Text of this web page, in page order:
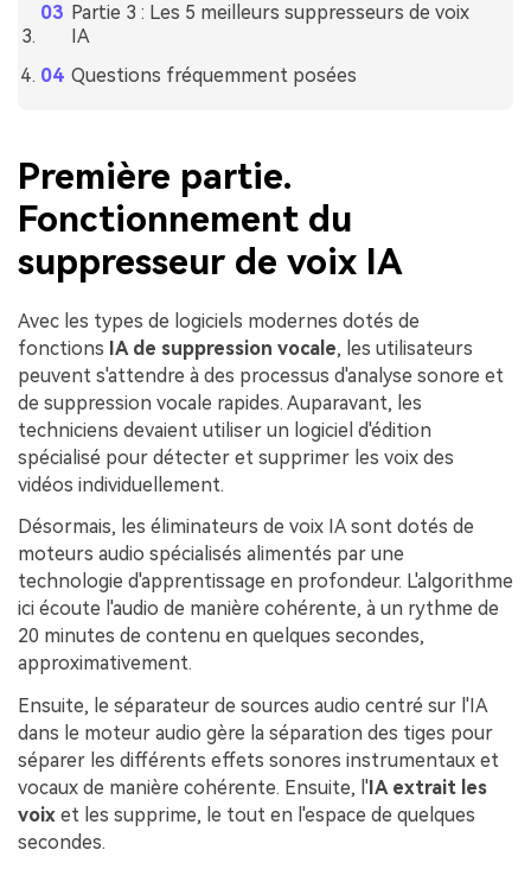
Partie 3 : Les 5 meilleurs suppresseurs de voix
IA
Questions fréquemment posées
Première partie.
Fonctionnement du
suppresseur de voix IA
Avec les types de logiciels modernes dotés de
fonctions IA de suppression vocale, les utilisateurs
peuvent s'attendre à des processus d'analyse sonore et
de suppression vocale rapides. Auparavant, les
techniciens devaient utiliser un logiciel d'édition
spécialisé pour détecter et supprimer les voix des
vidéos individuellement.
Désormais, les éliminateurs de voix IA sont dotés de
moteurs audio spécialisés alimentés par une
technologie d'apprentissage en profondeur. L'algorithme
ici écoute l'audio de manière cohérente, à un rythme de
20 minutes de contenu en quelques secondes,
approximativement.
Ensuite, le séparateur de sources audio centré sur l'IA
dans le moteur audio gère la séparation des tiges pour
séparer les différents effets sonores instrumentaux et
vocaux de manière cohérente. Ensuite, l' IA extrait les
voix et les supprime, le tout en l'espace de quelques
secondes.